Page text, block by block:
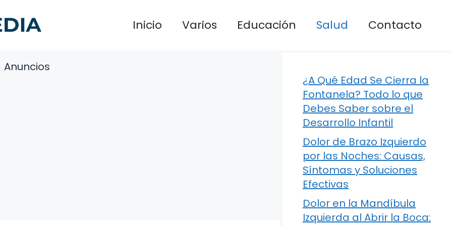
Inicio Varios Educación Salud Contacto
Anuncios
¿A Qué Edad Se Cierra la
Fontanela? Todo lo que
Debes Saber sobre el
Desarrollo Infantil
Dolor de Brazo Izquierdo
por las Noches: Causas,
Síntomas y Soluciones
Efectivas
Dolor en la Mandíbula
Izquierda al Abrir la Boca: